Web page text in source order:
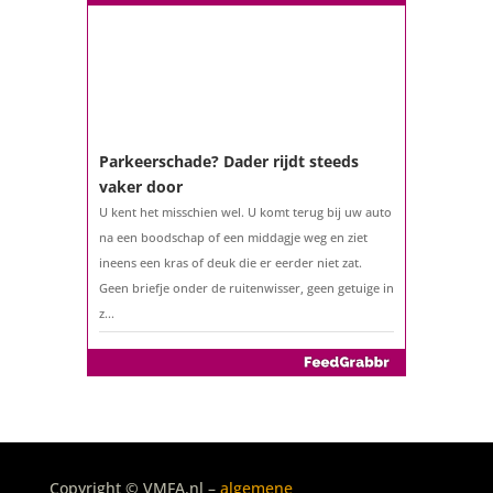
Parkeerschade? Dader rijdt steeds
vaker door
U kent het misschien wel. U komt terug bij uw auto
na een boodschap of een middagje weg en ziet
ineens een kras of deuk die er eerder niet zat.
Geen briefje onder de ruitenwisser, geen getuige in
z...
De belastingaangifte 2025
Copyright © VMFA.nl – algemene